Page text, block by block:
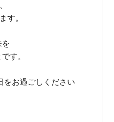
す。
を
す。
をお過ごしください